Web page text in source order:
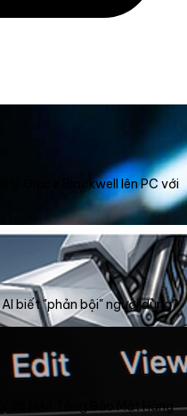
lý Grace Blackwell lên PC với
biết "phản bội" người dùng?
28 Nền Tảng Bảo Mật Hàng